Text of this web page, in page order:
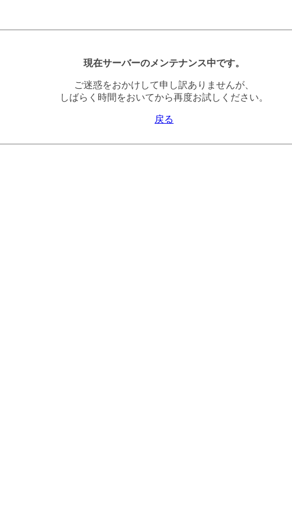
現在サーバーのメンテナンス中です。
ご迷惑をおかけして申し訳ありませんが、
しばらく時間をおいてから再度お試しください。
戻る